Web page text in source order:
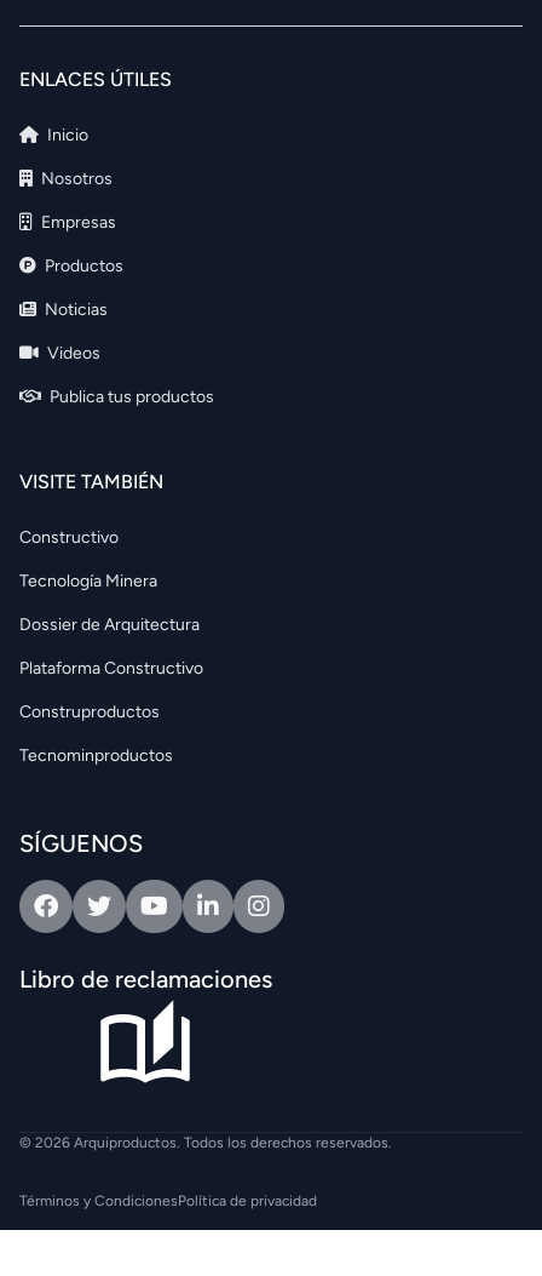
ENLACES ÚTILES
Inicio
Nosotros
Empresas
Productos
Noticias
Videos
Publica tus productos
VISITE TAMBIÉN
Constructivo
Tecnología Minera
Dossier de Arquitectura
Plataforma Constructivo
Construproductos
Tecnominproductos
SÍGUENOS
FacebookTwitterYoutubeLinkedinIntagram
Libro de reclamaciones
© 2026 Arquiproductos. Todos los derechos reservados.
Términos y CondicionesPolítica de privacidad